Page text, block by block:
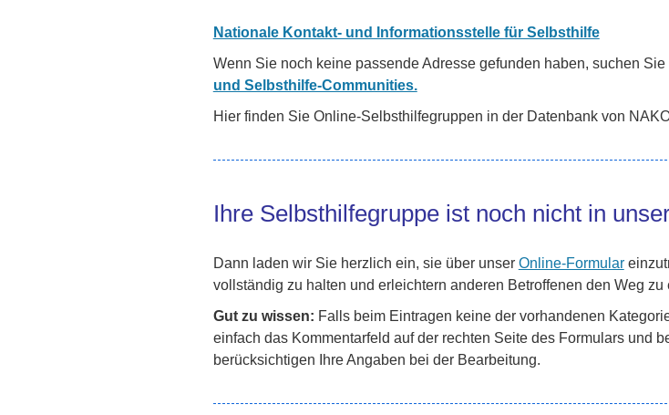
Nationale Kontakt- und Informationsstelle für Selbsthilfe
Wenn Sie noch keine passende Adresse gefunden haben, suchen
und Selbsthilfe-Communities.
Hier finden Sie Online-Selbsthilfegruppen in der Datenbank von
Ihre Selbsthilfegruppe ist noch nicht in
Dann laden wir Sie herzlich ein, sie über unser Online-Formular
vollständig zu halten und erleichtern anderen Betroffenen den Weg
Gut zu wissen: Falls beim Eintragen keine der vorhandenen
einfach das Kommentarfeld auf der rechten Seite des Formulars und
berücksichtigen Ihre Angaben bei der Bearbeitung.